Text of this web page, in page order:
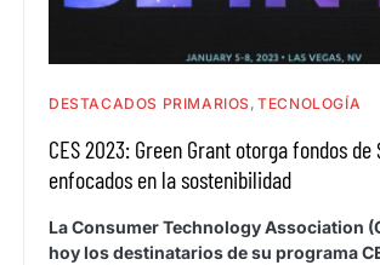
DESTACADOS PRIMARIOS TECNOLOGÍA
CES 2023: Green Grant otorga fondos de
enfocados en la sostenibilidad
La Consumer Technology Association
hoy los destinatarios de su programa